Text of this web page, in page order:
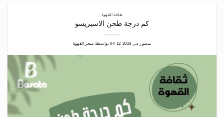
ثقافة القهوة
كم درجة طحن الاسبريسو
منشور في 2023-12-04 بواسطة متجر القهوة